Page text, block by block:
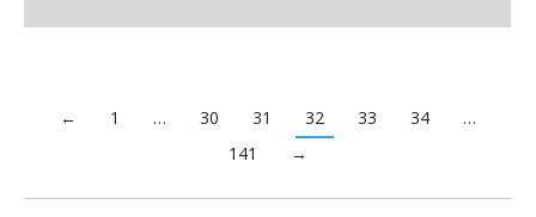
← 1 … 30 31 32 33 34
…
141
→